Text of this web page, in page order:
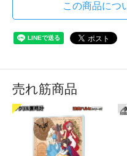
この商品につ
売れ筋商品